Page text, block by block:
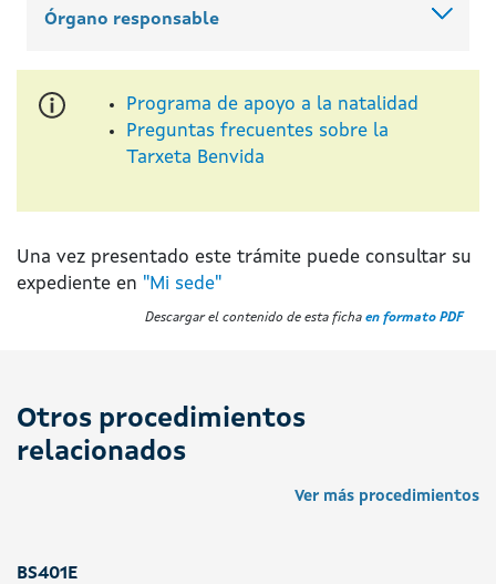
Órgano responsable
Programa de apoyo a la natalidad
Preguntas frecuentes sobre la
Tarxeta Benvida
Una vez presentado este trámite puede consultar su
expediente en "Mi sede"
Descargar el contenido de esta ficha en formato PDF
Otros procedimientos
relacionados
Ver más procedimientos
BS401E